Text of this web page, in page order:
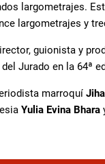
largometrajes.
largometrajes y
guionista y
Jurado en la 64ª
marroquí
Yulia Evina Bhara